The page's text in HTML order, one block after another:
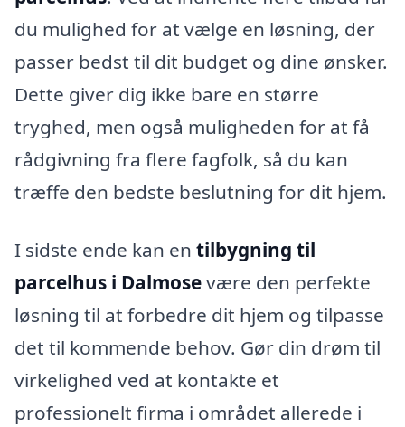
du mulighed for at vælge en løsning, der
passer bedst til dit budget og dine ønsker.
Dette giver dig ikke bare en større
tryghed, men også muligheden for at få
rådgivning fra flere fagfolk, så du kan
træffe den bedste beslutning for dit hjem.
I sidste ende kan en tilbygning til
parcelhus i Dalmosevære den perfekte
løsning til at forbedre dit hjem og tilpasse
det til kommende behov. Gør din drøm til
virkelighed ved at kontakte et
professionelt firma i området allerede i